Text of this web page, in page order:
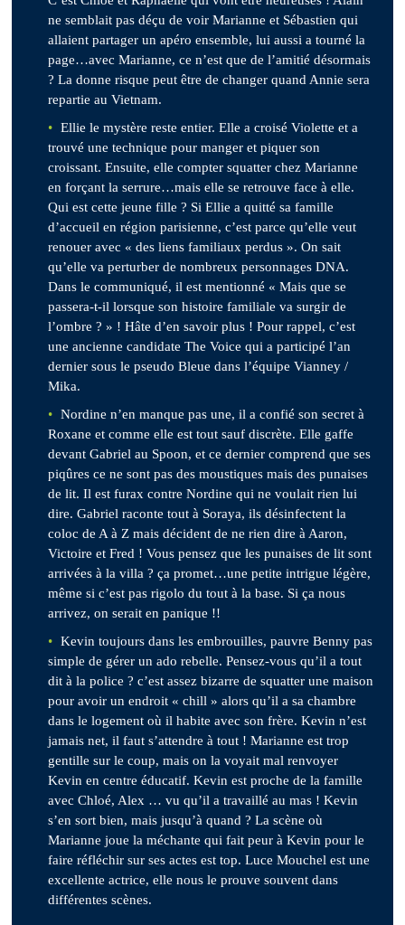
ne semblait pas déçu de voir Marianne et Sébastien qui
allaient partager un apéro ensemble, lui aussi a tourné la
page…avec Marianne, ce n’est que de l’amitié désormais
? La donne risque peut être de changer quand Annie sera
repartie au Vietnam.
Ellie le mystère reste entier. Elle a croisé Violette et a
trouvé une technique pour manger et piquer son
croissant. Ensuite, elle compter squatter chez Marianne
en forçant la serrure…mais elle se retrouve face à elle.
Qui est cette jeune fille ? Si Ellie a quitté sa famille
d’accueil en région parisienne, c’est parce qu’elle veut
renouer avec « des liens familiaux perdus ». On sait
qu’elle va perturber de nombreux personnages DNA.
Dans le communiqué, il est mentionné « Mais que se
passera-t-il lorsque son histoire familiale va surgir de
l’ombre ? » ! Hâte d’en savoir plus ! Pour rappel, c’est
une ancienne candidate The Voice qui a participé l’an
dernier sous le pseudo Bleue dans l’équipe Vianney /
Mika.
Nordine n’en manque pas une, il a confié son secret à
Roxane et comme elle est tout sauf discrète. Elle gaffe
devant Gabriel au Spoon, et ce dernier comprend que ses
piqûres ce ne sont pas des moustiques mais des punaises
de lit. Il est furax contre Nordine qui ne voulait rien lui
dire. Gabriel raconte tout à Soraya, ils désinfectent la
coloc de A à Z mais décident de ne rien dire à Aaron,
Victoire et Fred ! Vous pensez que les punaises de lit sont
arrivées à la villa ? ça promet…une petite intrigue légère,
même si c’est pas rigolo du tout à la base. Si ça nous
arrivez, on serait en panique !!
Kevin toujours dans les embrouilles, pauvre Benny pas
simple de gérer un ado rebelle. Pensez-vous qu’il a tout
dit à la police ? c’est assez bizarre de squatter une maison
pour avoir un endroit « chill » alors qu’il a sa chambre
dans le logement où il habite avec son frère. Kevin n’est
jamais net, il faut s’attendre à tout ! Marianne est trop
gentille sur le coup, mais on la voyait mal renvoyer
Kevin en centre éducatif. Kevin est proche de la famille
avec Chloé, Alex … vu qu’il a travaillé au mas ! Kevin
s’en sort bien, mais jusqu’à quand ? La scène où
Marianne joue la méchante qui fait peur à Kevin pour le
faire réfléchir sur ses actes est top. Luce Mouchel est une
excellente actrice, elle nous le prouve souvent dans
différentes scènes.